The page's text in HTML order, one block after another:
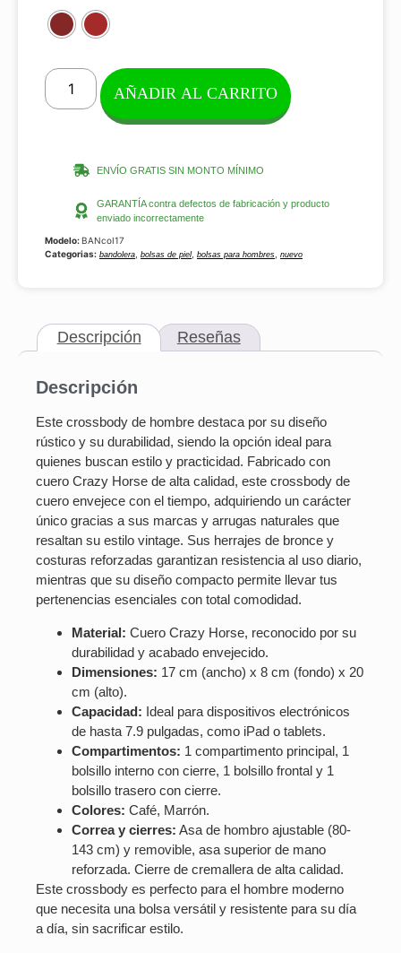
AÑADIR AL CARRITO
ENVÍO GRATIS SIN MONTO MÍNIMO
GARANTÍA contra defectos de fabricación y producto
enviado incorrectamente
Modelo:BANcoI17
Categorias: bandolera bolsas de piel, bolsas para hombres nuevo
Descripción Reseñas
Descripción
Este crossbody de hombre destaca por su diseño
rústico y su durabilidad, siendo la opción ideal para
quienes buscan estilo y practicidad. Fabricado con
cuero Crazy Horse de alta calidad, este crossbody de
cuero envejece con el tiempo, adquiriendo un carácter
único gracias a sus marcas y arrugas naturales que
resaltan su estilo vintage. Sus herrajes de bronce y
costuras reforzadas garantizan resistencia al uso diario,
mientras que su diseño compacto permite llevar tus
pertenencias esenciales con total comodidad.
Material: Cuero Crazy Horse, reconocido por su
durabilidad y acabado envejecido.
Dimensiones: 17 cm (ancho) x 8 cm (fondo) x 20
cm (alto).
Capacidad: Ideal para dispositivos electrónicos
de hasta 7.9 pulgadas, como iPad o tablets.
Compartimentos: 1 compartimento principal, 1
bolsillo interno con cierre, 1 bolsillo frontal y 1
bolsillo trasero con cierre.
Colores: Café, Marrón.
Correa y cierres: Asa de hombro ajustable (80-
143 cm) y removible, asa superior de mano
reforzada. Cierre de cremallera de alta calidad.
Este crossbody es perfecto para el hombre moderno
que necesita una bolsa versátil y resistente para su día
a día, sin sacrificar estilo.